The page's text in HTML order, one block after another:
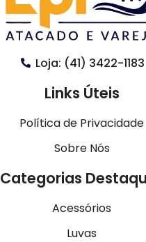
Loja: (41) 3422-1183
Links Úteis
Política de Privacidade
Sobre Nós
Categorias
Acessórios
Luvas